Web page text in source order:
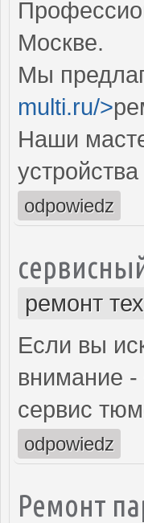
Москве.
Мы
multi.ru/>
Наши
odpowiedz
ремонт
Если вы
внимание -
сервис
odpowiedz
Ремонт